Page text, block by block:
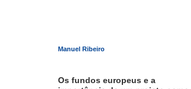
Manuel Ribeiro
Os fundos europeus e a